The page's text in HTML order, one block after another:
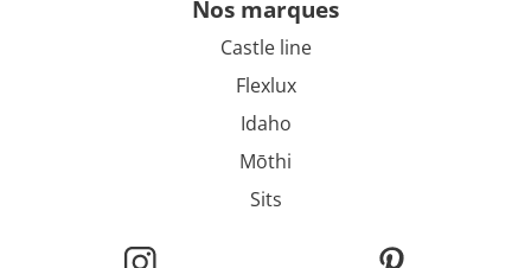
nos marques
Castle line
Flexlux
Idaho
Mōthi
Sits